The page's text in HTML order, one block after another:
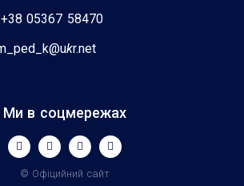
05367 58470
kr.net
Ми в соцмережах
© Офіцийний сайт